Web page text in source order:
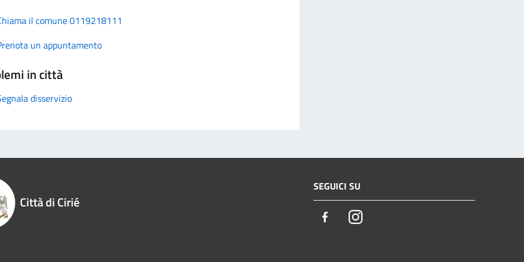
il comune 0119218111
un appuntamento
in città
disservizio
Città di Cirié
SEGUICI SU
FacebookInstagram